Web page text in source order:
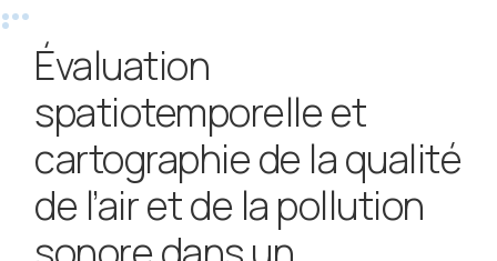
Évaluation
spatiotemporelle et
cartographie de la qualité
de l’air et de la pollution